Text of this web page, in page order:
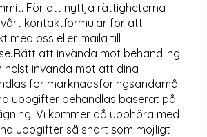
För att nyttja rättigheterna
vårt kontaktformulär för att
med oss eller maila till
Rätt att invända mot behandling
helst invända mot att dina
för marknadsföringsändamål
uppgifter behandlas baserat på
Vi kommer då upphöra med
uppgifter så snart som möjligt